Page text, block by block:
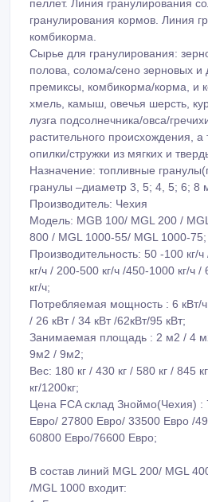
Линия производства гранул
линия. Комплекс
Оборудование для
пеллетирования опилок.
пеллет. Линия гранулирования
гранулирования кормов. Линия
комбикорма.
Сырье для гранулирования:
полова, солома/сено зерновых и
премиксы, комбикорма/корма, и
хмель, камыш, овечья шерсть,
лузга подсолнечника/овса/
растительного происхождения, а
опилки/стружки из мягких и
Назначение: топливные
гранулы –диаметр 3, 5; 4, 5; 6; 8
Производитель: Чехия
Модель: MGB 100/ MGL 200 /
800 / MGL 1000-55/ MGL 1000-75;
Производительность: 50 -100 кг/ч
кг/ч / 200-500 кг/ч /450-1000 кг/ч /
кг/ч;
Потребляемая мощность : 6 кВт/ч
/ 26 кВт / 34 кВт /62кВт/95 кВт;
Занимаемая площадь : 2 м2 / 4
9м2 / 9м2;
Вес: 180 кг / 430 кг / 580 кг / 845 кг
Цена FCA склад Зноймо(Чехия) :
Евро/ 27800 Евро/ 33500 Евро /